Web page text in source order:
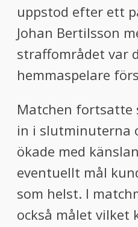
uppstod efter ett
Johan Bertilsson
straffområdet var
hemmaspelare
Matchen fortsatte
in i slutminuterna
ökade med
eventuellt mål
som helst. I
också målet vilket